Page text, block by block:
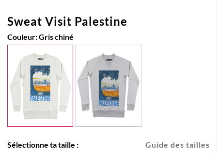
Sweat Visit Palestine
Couleur:Gris chiné
Guide des tailles
Sélectionne ta taille :